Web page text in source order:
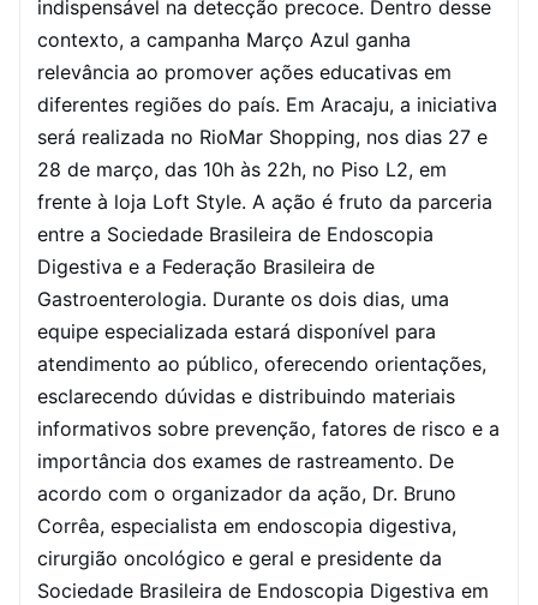
indispensável na detecção precoce. Dentro desse
contexto, a campanha Março Azul ganha
relevância ao promover ações educativas em
diferentes regiões do país. Em Aracaju, a iniciativa
será realizada no RioMar Shopping, nos dias 27 e
28 de março, das 10h às 22h, no Piso L2, em
frente à loja Loft Style. A ação é fruto da parceria
entre a Sociedade Brasileira de Endoscopia
Digestiva e a Federação Brasileira de
Gastroenterologia. Durante os dois dias, uma
equipe especializada estará disponível para
atendimento ao público, oferecendo orientações,
esclarecendo dúvidas e distribuindo materiais
informativos sobre prevenção, fatores de risco e a
importância dos exames de rastreamento. De
acordo com o organizador da ação, Dr. Bruno
Corrêa, especialista em endoscopia digestiva,
cirurgião oncológico e geral e presidente da
Sociedade Brasileira de Endoscopia Digestiva em